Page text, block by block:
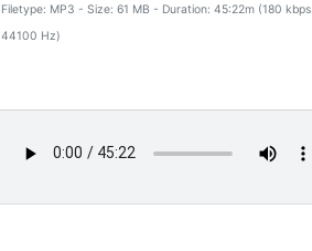
Filetype: MP3 - Size: 61 MB - Duration: 45:22m (180 kbps
44100 Hz)